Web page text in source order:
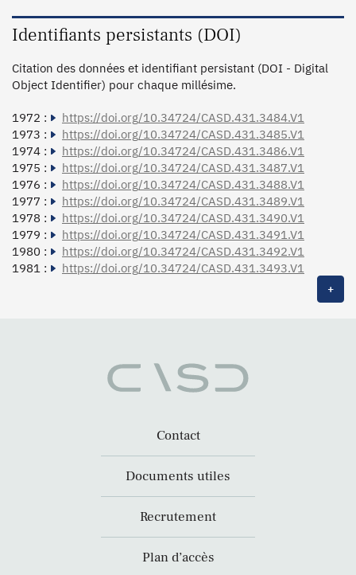
Identifiants persistants (DOI)
Citation des données et identifiant persistant (DOI - Digital
Object Identifier) pour chaque millésime.
1972 :
https://doi.org/10.34724/CASD.431.3484.V1
1973 :
https://doi.org/10.34724/CASD.431.3485.V1
1974 :
https://doi.org/10.34724/CASD.431.3486.V1
1975 :
https://doi.org/10.34724/CASD.431.3487.V1
1976 :
https://doi.org/10.34724/CASD.431.3488.V1
1977 :
https://doi.org/10.34724/CASD.431.3489.V1
1978 :
https://doi.org/10.34724/CASD.431.3490.V1
1979 :
https://doi.org/10.34724/CASD.431.3491.V1
1980 :
https://doi.org/10.34724/CASD.431.3492.V1
1981 :
https://doi.org/10.34724/CASD.431.3493.V1
+
Contact
Documents utiles
Recrutement
Plan d’accès